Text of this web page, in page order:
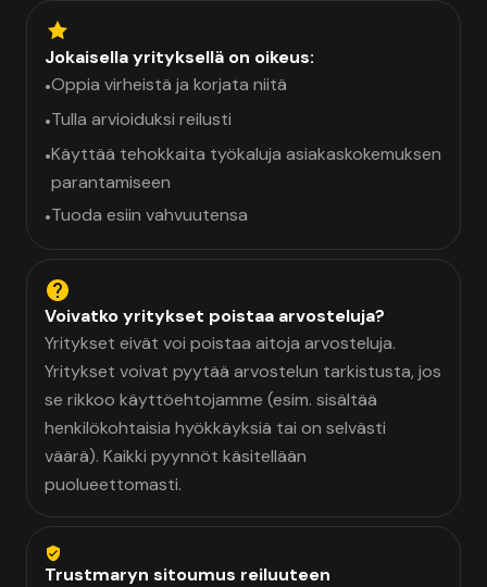
Jokaisella yrityksellä on oikeus:
•Oppia virheistä ja korjata niitä
•Tulla arvioiduksi reilusti
•Käyttää tehokkaita työkaluja asiakaskokemuksen
parantamiseen
•Tuoda esiin vahvuutensa
Voivatko yritykset poistaa arvosteluja?
Yritykset eivät voi poistaa aitoja arvosteluja.
Yritykset voivat pyytää arvostelun tarkistusta, jos
se rikkoo käyttöehtojamme (esim. sisältää
henkilökohtaisia hyökkäyksiä tai on selvästi
väärä). Kaikki pyynnöt käsitellään
puolueettomasti.
Trustmaryn sitoumus reiluuteen